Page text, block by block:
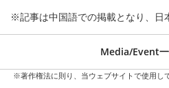
※記事は中国語での掲載となり、日
Media/Event
※著作権法に則り、当ウェブサイトで使用し